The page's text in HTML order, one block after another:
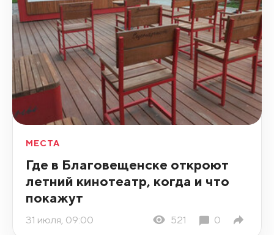
МЕСТА
Где в Благовещенске откроют
летний кинотеатр, когда и что
покажут
31 июля, 09:00 521 0